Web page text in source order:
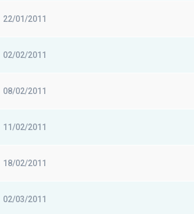
22/01/2011
02/02/2011
08/02/2011
11/02/2011
18/02/2011
02/03/2011